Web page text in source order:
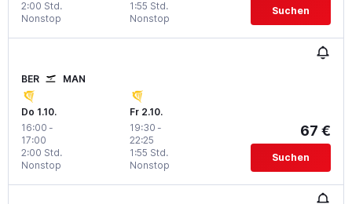
Nonstop
2:00 Std.
Nonstop
1:55 Std. Suchen
BER MAN
Do 1.10.
16:00 -
17:00
Nonstop
2:00 Std.
Fr 2.10.
19:30 -
22:25
Nonstop
1:55 Std.
67 €
Suchen